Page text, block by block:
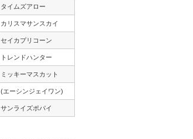
タイムズアロー
カリスマサンスカイ
セイカプリコーン
トレンドハンター
ミッキーマスカット
(エーシンジェイワン)
サンライズポパイ